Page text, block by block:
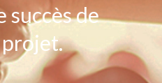
succès de